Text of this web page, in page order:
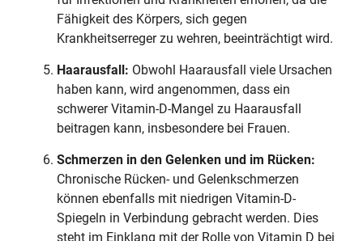
Fähigkeit des Körpers, sich gegen
Krankheitserreger zu wehren, beeinträchtigt wird.
Haarausfall: Obwohl Haarausfall viele Ursachen
haben kann, wird angenommen, dass ein
schwerer Vitamin-D-Mangel zu Haarausfall
beitragen kann, insbesondere bei Frauen.
Schmerzen in den Gelenken und im Rücken:
Chronische Rücken- und Gelenkschmerzen
können ebenfalls mit niedrigen Vitamin-D-
Spiegeln in Verbindung gebracht werden. Dies
steht im Einklang mit der Rolle von Vitamin D bei